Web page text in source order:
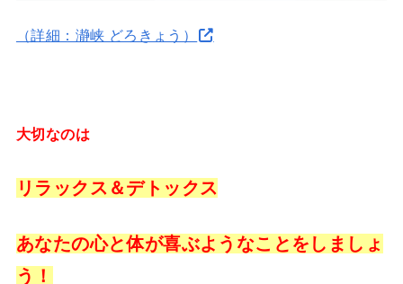
（詳細：瀞峡 どろきょう）
大切なのは
リラックス＆デトックス
あなたの心と体が喜ぶようなことをしましょ
う！